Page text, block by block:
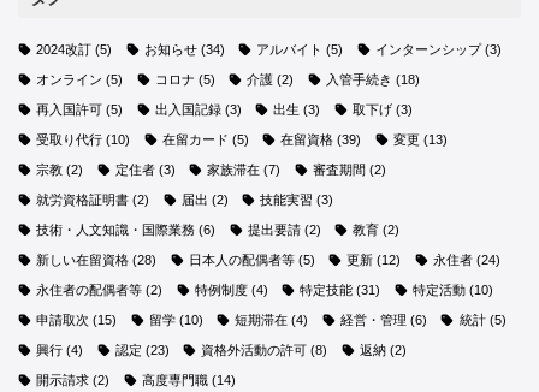
2024改訂 (5) お知らせ(34) アルバイト (5) インターンシップ(3)
オンライン (5) コロナ (5) 介護 (2) 入管手続き (18)
再入国許可 (5) 出入国記録(3) 出生 (3) 取下げ(3)
受取り代行 (10) 在留カード (5) 在留資格 (39) 変更 (13)
宗教 (2) 定住者(3) 家族滞在 (7) 審査期間 (2)
就労資格証明書 (2) 届出 (2) 技能実習 (3)
技術・人文知識・国際業務 (6) 提出要請(2) 教育 (2)
新しい在留資格 (28) 日本人の配偶者等(5) 更新 (12) 永住者(24)
永住者の配偶者等 (2) 特例制度(4) 特定技能 (31) 特定活動(10)
申請取次 (15) 留学(10) 短期滞在 (4) 経営・管理 (6) 統計(5)
興行 (4) 認定 (23) 資格外活動の許可 (8) 返納(2)
開示請求 (2) 高度専門職(14)